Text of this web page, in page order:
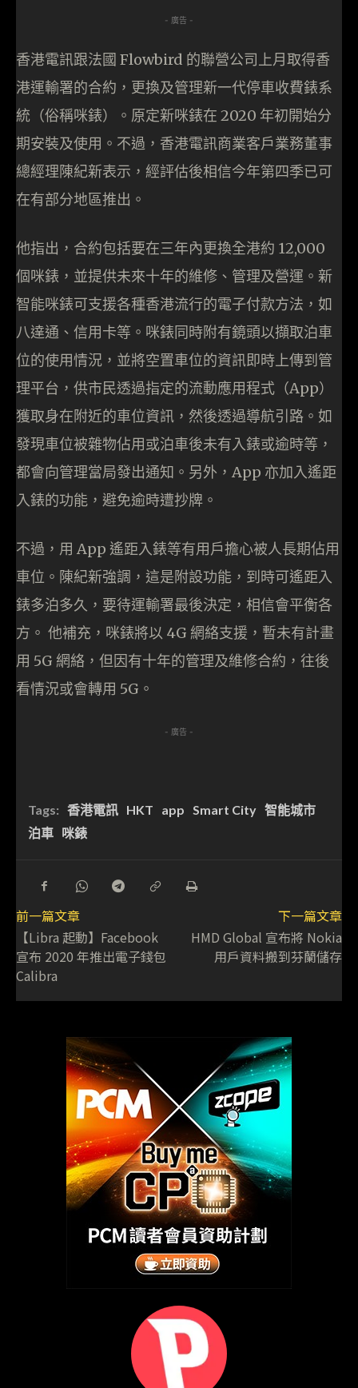
- 廣告 -
香港電訊跟法國 Flowbird 的聯營公司上月取得香
港運輸署的合約，更換及管理新一代停車收費錶系
統（俗稱咪錶）。原定新咪錶在 2020 年初開始分
期安裝及使用。不過，香港電訊商業客戶業務董事
總經理陳紀新表示，經評估後相信今年第四季已可
在有部分地區推出。
他指出，合約包括要在三年內更換全港約 12,000
個咪錶，並提供未來十年的維修、管理及營運。新
智能咪錶可支援各種香港流行的電子付款方法，如
八達通、信用卡等。咪錶同時附有鏡頭以擷取泊車
位的使用情況，並將空置車位的資訊即時上傳到管
理平台，供市民透過指定的流動應用程式（App）
獲取身在附近的車位資訊，然後透過導航引路。如
發現車位被雜物佔用或泊車後未有入錶或逾時等，
都會向管理當局發出通知。另外，App 亦加入遙距
入錶的功能，避免逾時遭抄牌。
不過，用 App 遙距入錶等有用戶擔心被人長期佔用
車位。陳紀新強調，這是附設功能，到時可遙距入
錶多泊多久，要待運輸署最後決定，相信會平衡各
方。 他補充，咪錶將以 4G 網絡支援，暫未有計畫
用 5G 網絡，但因有十年的管理及維修合約，往後
看情況或會轉用 5G。
- 廣告 -
Tags: 香港電訊 HKT app Smart City 智能城市
泊車 咪錶
前一篇文章
【Libra 起動】Facebook
宣布 2020 年推出電子錢包
Calibra
下一篇文章
HMD Global 宣布將 Nokia
用戶資料搬到芬蘭儲存